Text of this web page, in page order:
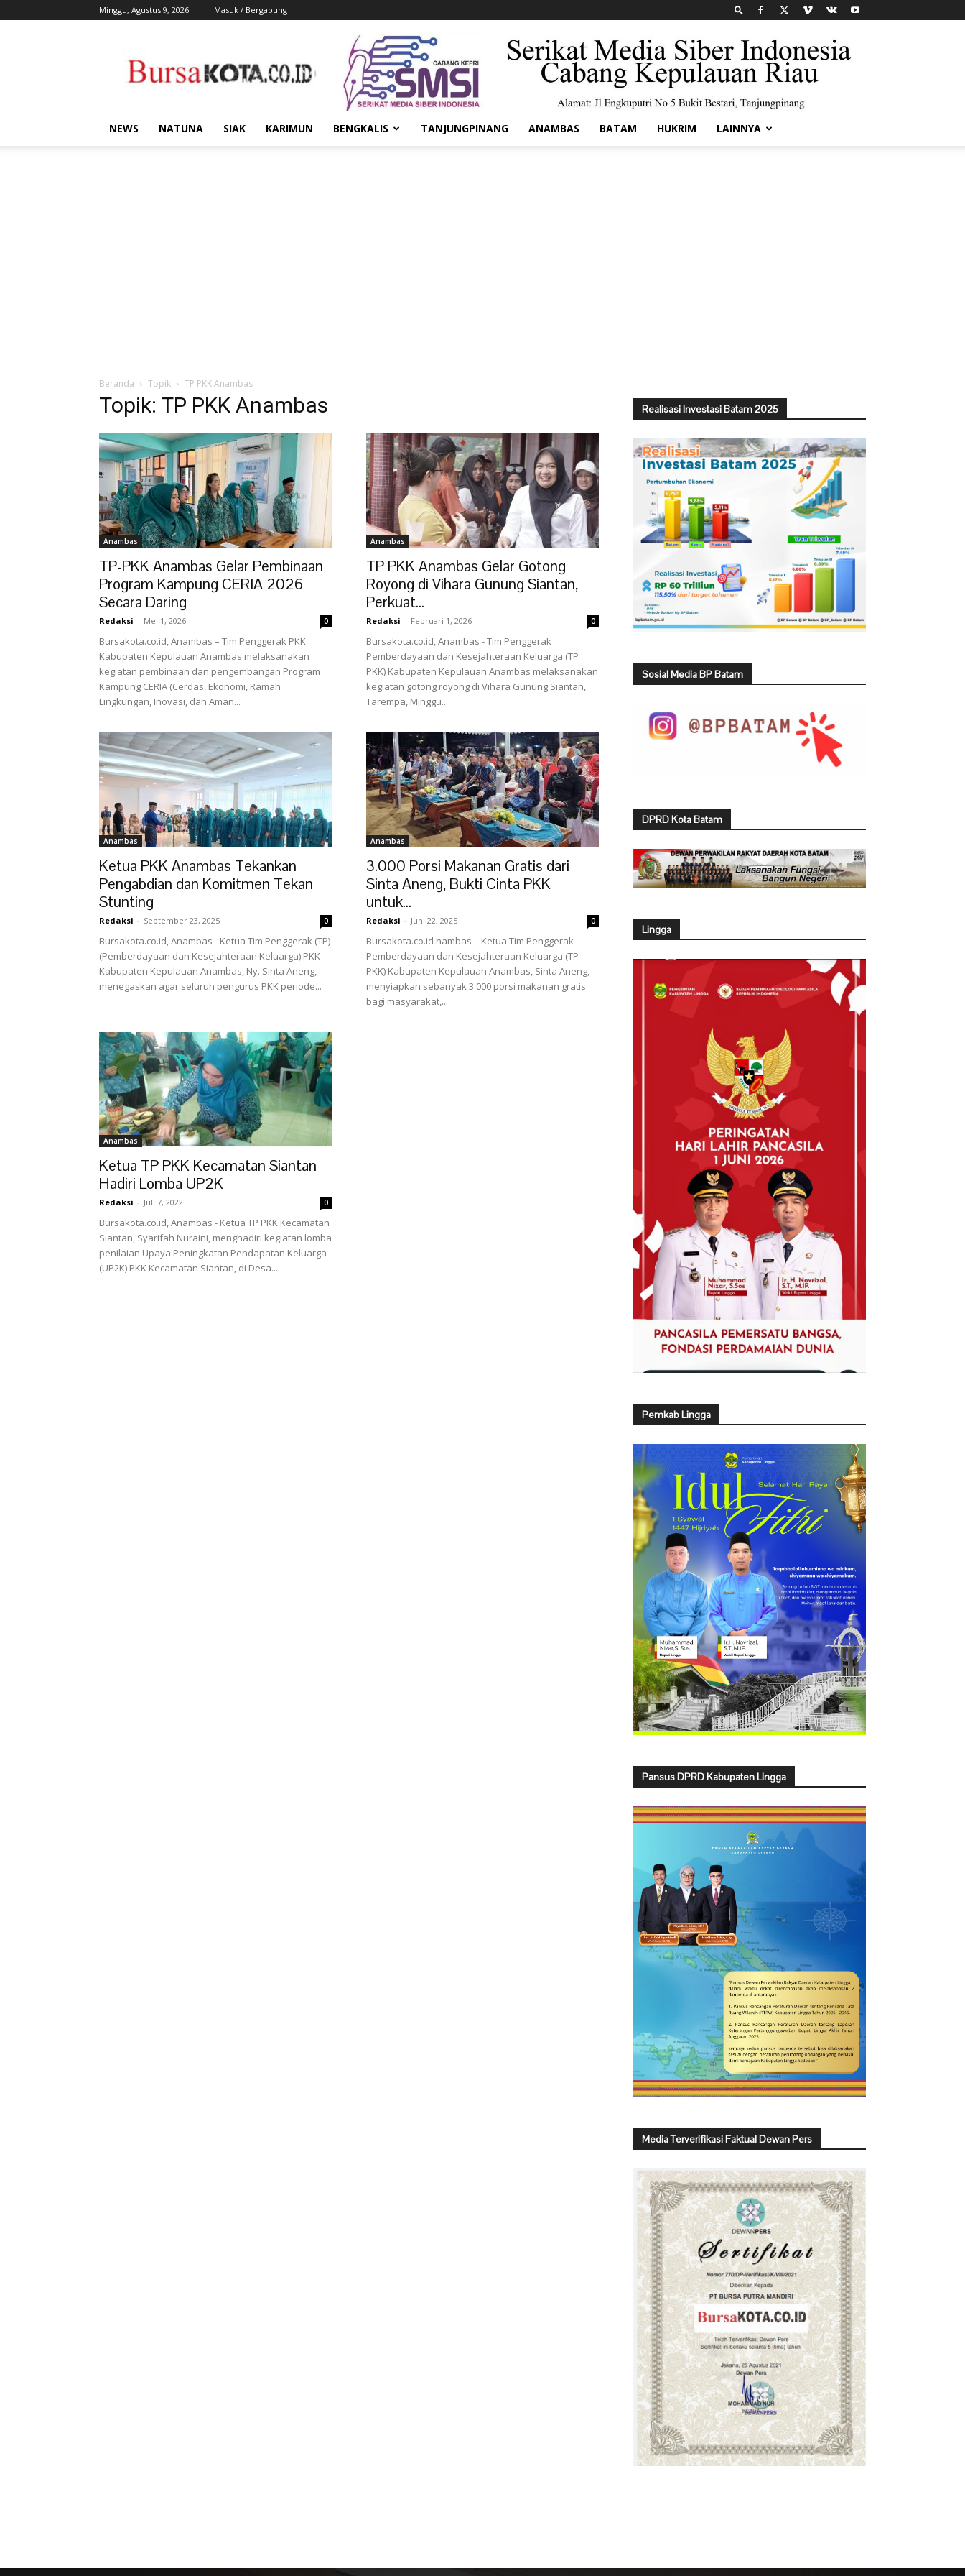
Minggu, Agustus 9, 2026 Masuk / Bergabung
Kota
NEWS NATUNA SIAK KARIMUN BENGKALIS TANJUNGPINANG ANAMBAS BATAM HUKRIM LAINNYA
Beranda Topik TP PKK Anambas
Topik: TP PKK Anambas
Anambas
TP-PKK Anambas Gelar Pembinaan
Program Kampung CERIA 2026
Secara Daring
Redaksi - Mei 1, 2026 0
Bursakota.co.id, Anambas – Tim Penggerak PKK
Kabupaten Kepulauan Anambas melaksanakan
kegiatan pembinaan dan pengembangan Program
Kampung CERIA (Cerdas, Ekonomi, Ramah
Lingkungan, Inovasi, dan Aman...
Anambas
TP PKK Anambas Gelar Gotong
Royong di Vihara Gunung Siantan,
Perkuat...
Redaksi - Februari 1, 2026 0
Bursakota.co.id, Anambas - Tim Penggerak
Pemberdayaan dan Kesejahteraan Keluarga (TP
PKK) Kabupaten Kepulauan Anambas melaksanakan
kegiatan gotong royong di Vihara Gunung Siantan,
Tarempa, Minggu...
Anambas
Ketua PKK Anambas Tekankan
Pengabdian dan Komitmen Tekan
Stunting
Redaksi - September 23, 2025 0
Bursakota.co.id, Anambas - Ketua Tim Penggerak (TP)
(Pemberdayaan dan Kesejahteraan Keluarga) PKK
Kabupaten Kepulauan Anambas, Ny. Sinta Aneng,
menegaskan agar seluruh pengurus PKK periode...
Anambas
3.000 Porsi Makanan Gratis dari
Sinta Aneng, Bukti Cinta PKK
untuk...
Redaksi - Juni 22, 2025 0
Bursakota.co.id nambas – Ketua Tim Penggerak
Pemberdayaan dan Kesejahteraan Keluarga (TP-
PKK) Kabupaten Kepulauan Anambas, Sinta Aneng,
menyiapkan sebanyak 3.000 porsi makanan gratis
bagi masyarakat,...
Anambas
Ketua TP PKK Kecamatan Siantan
Hadiri Lomba UP2K
Redaksi - Juli 7, 2022 0
Bursakota.co.id, Anambas - Ketua TP PKK Kecamatan
Siantan, Syarifah Nuraini, menghadiri kegiatan lomba
penilaian Upaya Peningkatan Pendapatan Keluarga
(UP2K) PKK Kecamatan Siantan, di Desa...
Realisasi Investasi Batam 2025
Sosial Media BP Batam
DPRD Kota Batam
Lingga
Pemkab Lingga
Pansus DPRD Kabupaten Lingga
Media Terverifikasi Faktual Dewan Pers